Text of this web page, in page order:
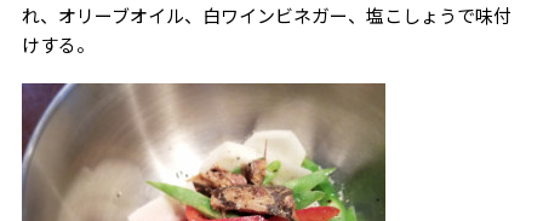
れ、オリーブオイル、白ワインビネガー、塩こしょうで味付
けする。